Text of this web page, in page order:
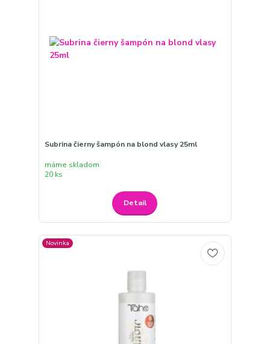
Subrina čierny šampón na blond vlasy 25ml
máme skladom
20 ks
Detail
Novinka